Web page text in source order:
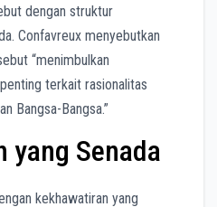
dengan struktur
Confavreux menyebutkan
“menimbulkan
terkait rasionalitas
Bangsa-Bangsa.”
yang Senada
kekhawatiran yang